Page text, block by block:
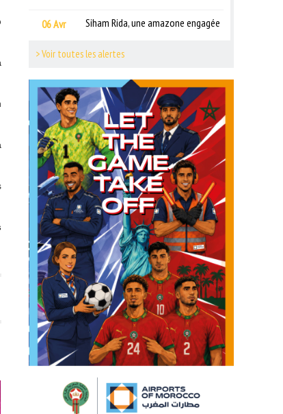
06 Avr Siham Rida, une amazone engagée
> Voir toutes les alertes